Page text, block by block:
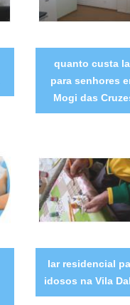
quanto custa
para senhores
Mogi das
lar residencial
idosos na Vila